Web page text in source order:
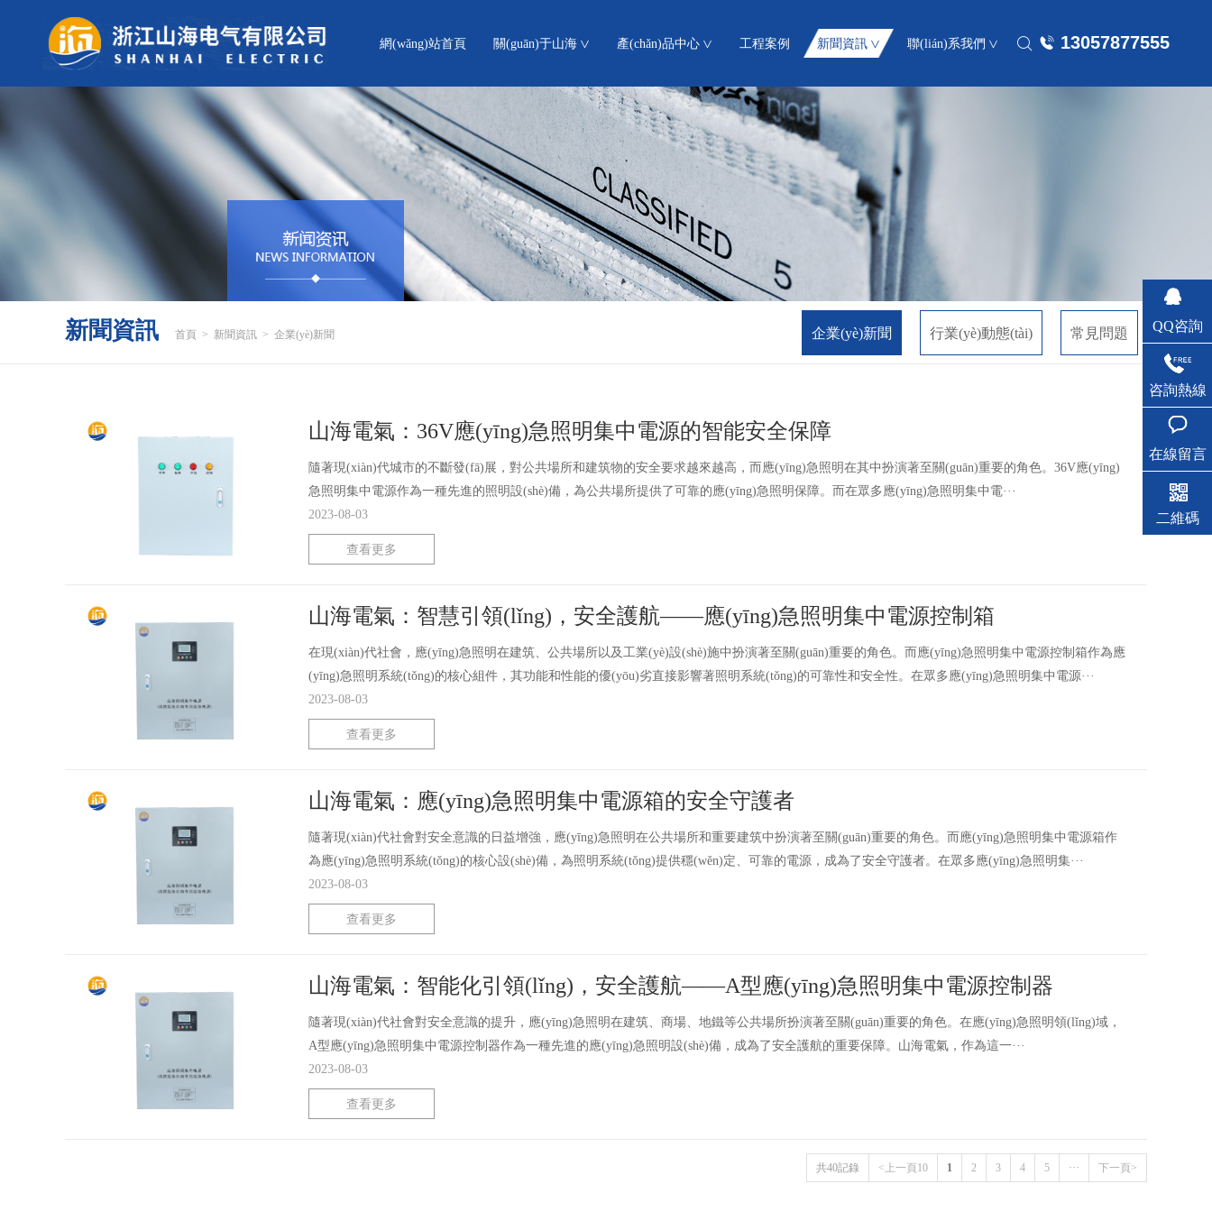
網(wǎng)站首頁 關(guān)于山海> 產(chǎn)品中心> 工程案例 新聞資訊> 聯(lián)系我們 > 13057877555
新聞資訊 首頁 > 新聞資訊 > 企業(yè)新聞 企業(yè)新聞 行業(yè)動態(tài) 常見問題
山海電氣：36V應(yīng)急照明集中電源的智能安全保障
隨著現(xiàn)代城市的不斷發(fā)展，對公共場所和建筑物的安全要求越來越高，而應(yīng)急照明在其中扮演著至關(guān)重要的角色。36V應(yīng)
急照明集中電源作為一種先進的照明設(shè)備，為公共場所提供了可靠的應(yīng)急照明保障。而在眾多應(yīng)急照明集中電···
2023-08-03
查看更多
山海電氣：智慧引領(lǐng)，安全護航——應(yīng)急照明集中電源控制箱
在現(xiàn)代社會，應(yīng)急照明在建筑、公共場所以及工業(yè)設(shè)施中扮演著至關(guān)重要的角色。而應(yīng)急照明集中電源控制箱作為應
(yīng)急照明系統(tǒng)的核心組件，其功能和性能的優(yōu)劣直接影響著照明系統(tǒng)的可靠性和安全性。在眾多應(yīng)急照明集中電源···
2023-08-03
查看更多
山海電氣：應(yīng)急照明集中電源箱的安全守護者
隨著現(xiàn)代社會對安全意識的日益增強，應(yīng)急照明在公共場所和重要建筑中扮演著至關(guān)重要的角色。而應(yīng)急照明集中電源箱作
為應(yīng)急照明系統(tǒng)的核心設(shè)備，為照明系統(tǒng)提供穩(wěn)定、可靠的電源，成為了安全守護者。在眾多應(yīng)急照明集···
2023-08-03
查看更多
山海電氣：智能化引領(lǐng)，安全護航——A型應(yīng)急照明集中電源控制器
隨著現(xiàn)代社會對安全意識的提升，應(yīng)急照明在建筑、商場、地鐵等公共場所扮演著至關(guān)重要的角色。在應(yīng)急照明領(lǐng)域，
A型應(yīng)急照明集中電源控制器作為一種先進的應(yīng)急照明設(shè)備，成為了安全護航的重要保障。山海電氣，作為這一···
2023-08-03
查看更多
共40記錄 <上一頁10 1 2 3 4 5 ··· 下一頁>
QQ咨詢
咨詢熱線
在線留言
二維碼